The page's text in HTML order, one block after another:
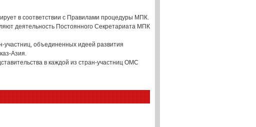
в соответствии с Правилами процедуры МПК.
деятельность Постоянного Секретариата МПК
участниц, объединенных идеей развития
Азия.
в каждой из стран-участниц ОМС